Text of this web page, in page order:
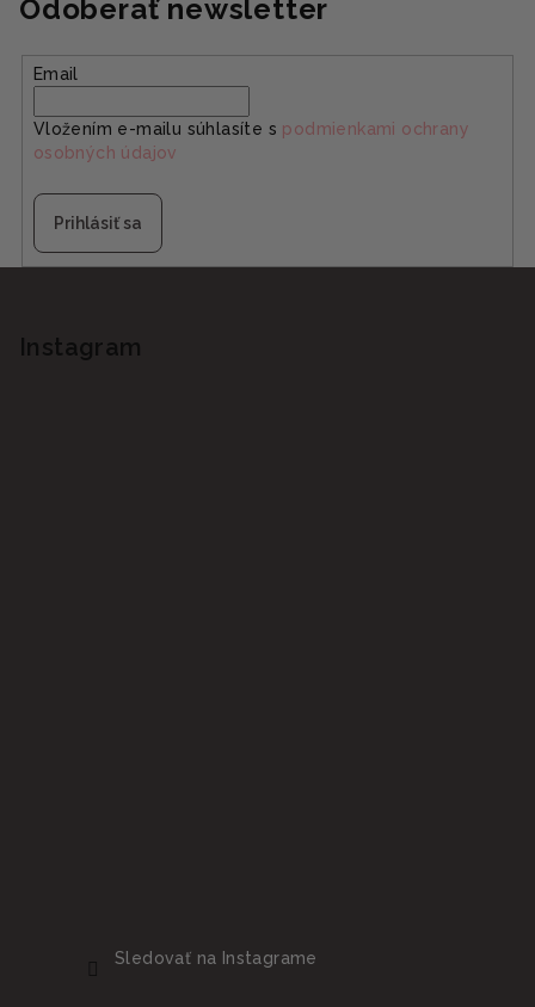
Odoberať newsletter
Email
Vložením e-mailu súhlasíte s podmienkami ochrany
osobných údajov
Prihlásiť sa
Instagram
Sledovať na Instagrame